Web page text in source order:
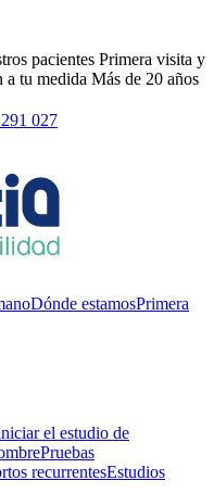
pacientes Primera visita y
a tu medida Más de 20 años
027
Dónde estamosPrimera
el estudio de
Pruebas
recurrentesEstudios